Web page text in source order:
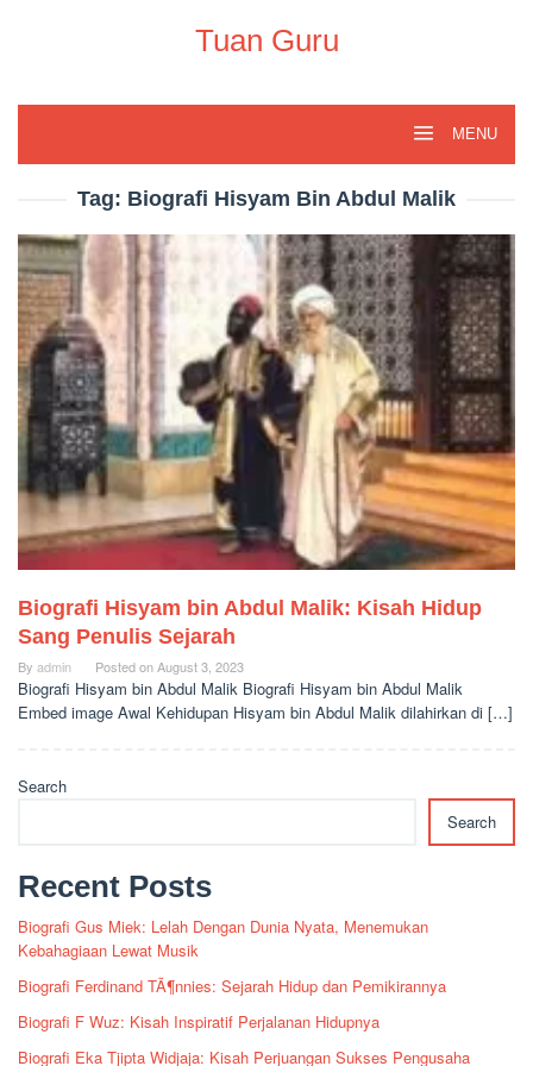
Tuan Guru
MENU
Tag: Biografi Hisyam Bin Abdul Malik
Biografi Hisyam bin Abdul Malik: Kisah Hidup
Sang Penulis Sejarah
By admin Posted onAugust 3, 2023
Biografi Hisyam bin Abdul Malik Biografi Hisyam bin Abdul Malik
Embed image Awal Kehidupan Hisyam bin Abdul Malik dilahirkan di […]
Search
Search
Recent Posts
Biografi Gus Miek: Lelah Dengan Dunia Nyata, Menemukan
Kebahagiaan Lewat Musik
Biografi Ferdinand TÃ¶nnies: Sejarah Hidup dan Pemikirannya
Biografi F Wuz: Kisah Inspiratif Perjalanan Hidupnya
Biografi Eka Tjipta Widjaja: Kisah Perjuangan Sukses Pengusaha